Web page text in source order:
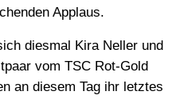
Applaus.
diesmal Kira Neller und
vom TSC Rot-Gold
an diesem Tag ihr letztes